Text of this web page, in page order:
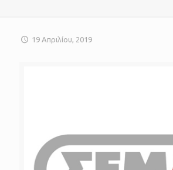
19 Απριλίου, 2019